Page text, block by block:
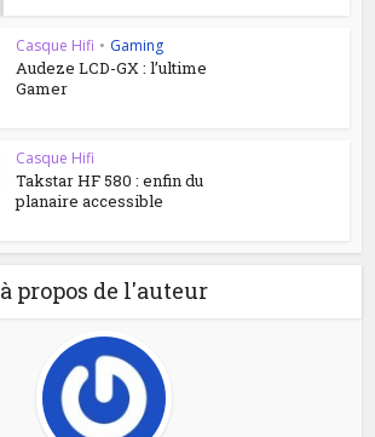
Casque Hifi • Gaming
Audeze LCD-GX : l’ultime
Gamer
Casque Hifi
Takstar HF 580 : enfin du
planaire accessible
à propos de l'auteur